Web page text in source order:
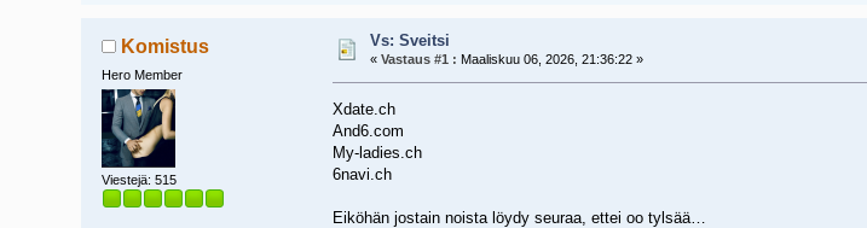
Komistus
Hero Member
Viestejä: 515
Vs: Sveitsi
« Vastaus #1 : Maaliskuu 06, 2026, 21:36:22 »
Xdate.ch
And6.com
My-ladies.ch
6navi.ch
Eiköhän jostain noista löydy seuraa, ettei oo tylsää…